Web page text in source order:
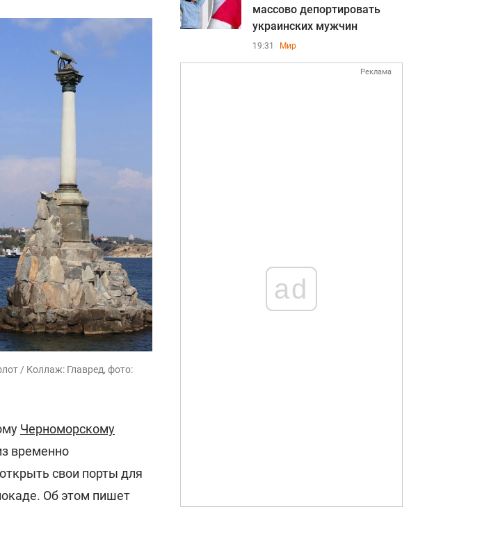
/ Коллаж: Главред, фото:
Черноморскому
временно
свои порты для
Об этом пишет
массово депортировать
украинских мужчин
19:31 Мир
Реклама
ad